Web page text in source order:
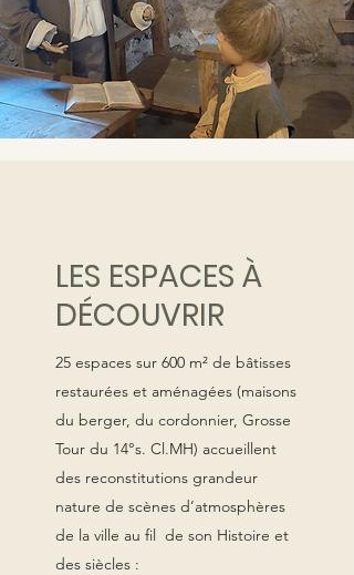
LES ESPACES À
DÉCOUVRIR
25 espaces sur 600 m² de bâtisses
restaurées et aménagées (maisons
du berger, du cordonnier, Grosse
Tour du 14°s. Cl.MH) accueillent
des reconstitutions grandeur
nature de scènes d’atmosphères
de la ville au fil de son Histoire et
des siècles :